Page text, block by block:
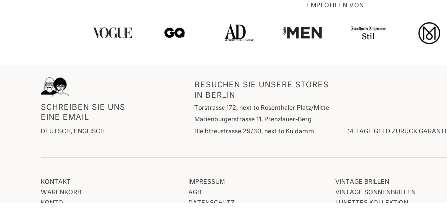
EMPFOHLEN VON
SCHREIBEN SIE UNS
EINE EMAIL
DEUTSCH, ENGLISCH
BESUCHEN SIE UNSERE STORES
IN BERLIN
Torstrasse 172, next to Rosenthaler Platz/Mitte
Marienburgerstrasse 11, Prenzlauer-Berg
Bleibtreustrasse 29/30, next to Ku'damm
14 TAGE GELD ZURÜCK
KONTAKT
WARENKORB
KONTO
IMPRESSUM
AGB
DATENSCHUTZ
VINTAGE BRILLEN
VINTAGE SONNENBRILLEN
LUNETTES KOLLEKTION